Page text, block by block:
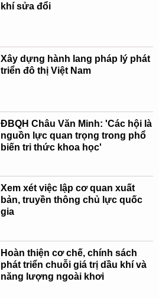
khí sửa đổi
Xây dựng hành lang pháp lý phát
triển đô thị Việt Nam
ĐBQH Châu Văn Minh: 'Các hội là
nguồn lực quan trọng trong phổ
biến tri thức khoa học'
Xem xét việc lập cơ quan xuất
bản, truyền thông chủ lực quốc
gia
Hoàn thiện cơ chế, chính sách
phát triển chuỗi giá trị dầu khí và
năng lượng ngoài khơi